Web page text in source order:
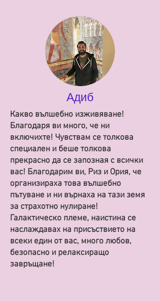
Адиб
Какво вълшебно изживяване!
Благодаря ви много, че ни
включихте! Чувствам се толкова
специален и беше толкова
прекрасно да се запозная с всички
вас! Благодарим ви, Риз и Ория, че
организираха това вълшебно
пътуване и ни върнаха на тази земя
за страхотно нулиране!
Галактическо племе, наистина се
наслаждавах на присъствието на
всеки един от вас, много любов,
безопасно и релаксиращо
завръщане!